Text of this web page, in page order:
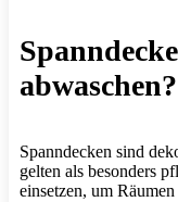
abwaschen?
Spanndecken sind
gelten als besonders
einsetzen, um